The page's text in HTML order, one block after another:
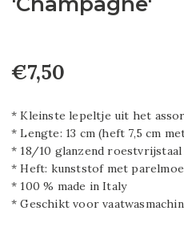
€7,50
* Kleinste lepeltje uit het
* Lengte: 13 cm (heft 7,5 cm
* 18/10 glanzend roestvrijstaal
* Heft: kunststof met
* 100 % made in Italy
* Geschikt voor